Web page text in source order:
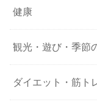
健康
観光・遊び・季節
ダイエット・筋ト